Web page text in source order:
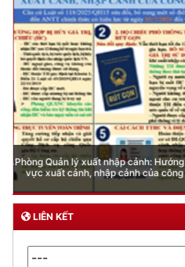
DỊCH VỤ CÔNG
Lĩnh vực quản lý vũ khí,
Đăng ký, quản lý cư trú
Đăng ký, quản lý phương
đường bộ
Cấp thẻ Căn cước công
Quản lý ngành nghề kinh